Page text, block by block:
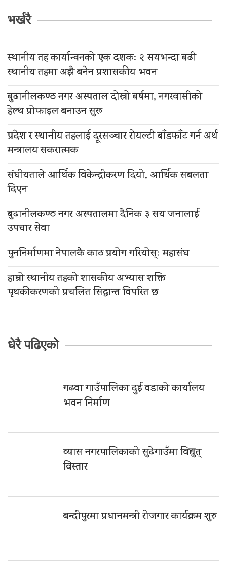
भर्खरै
स्थानीय तह कार्यान्वनको एक दशकः २ सयभन्दा बढी
स्थानीय तहमा अझै बनेन प्रशासकीय भवन
बुढानीलकण्ठ नगर अस्पताल दोस्रो बर्षमा, नगरवासीको
हेल्थ प्रोफाइल बनाउन सुरू
प्रदेश र स्थानीय तहलाई दूरसञ्चार रोयल्टी बाँडफाँट गर्न अर्थ
मन्त्रालय सकरात्मक
संघीयताले आर्थिक विकेन्द्रीकरण दियो, आर्थिक सबलता
दिएन
बुढानीलकण्ठ नगर अस्पतालमा दैनिक ३ सय जनालाई
उपचार सेवा
पुननिर्माणमा नेपालकै काठ प्रयोग गरियोस्ः महासंघ
हाम्रो स्थानीय तहको शासकीय अभ्यास शक्ति
पृथकीकरणको प्रचलित सिद्धान्त विपरित छ
धेरै पढिएको
गढवा गाउँपालिका दुई वडाको कार्यालय
भवन निर्माण
व्यास नगरपालिकाको सुढेगाउँमा विद्युत्
विस्तार
बन्दीपुरमा प्रधानमन्त्री रोजगार कार्यक्रम शुरु